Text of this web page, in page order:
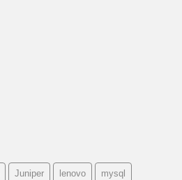
Juniper lenovo mysql